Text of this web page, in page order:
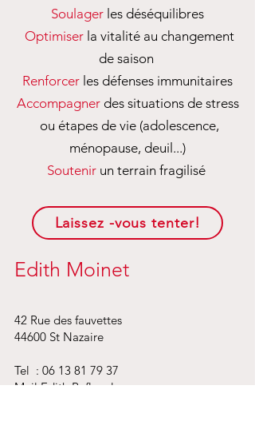
Soulager les déséquilibres
Optimiser la vitalité au changement
de saison
Renforcer les défenses immunitaires
Accompagner des situations de stress
ou étapes de vie (adolescence,
ménopause, deuil...)
Soutenir un terrain fragilisé
Laissez -vous tenter!
Edith Moinet
42 Rue des fauvettes
44600 St Nazaire
Tel : 06 13 81 79 37
​Mail Edith Reflexologue